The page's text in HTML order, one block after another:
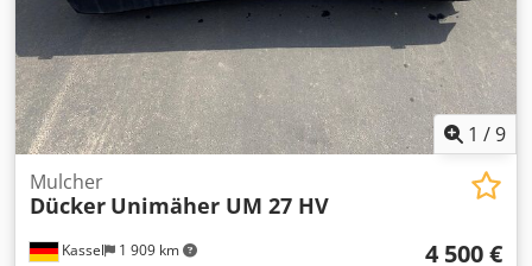
1 /9
Kassel 1 909 km
Mulcher
Dücker Unimäher UM 27 HV
4 500 €